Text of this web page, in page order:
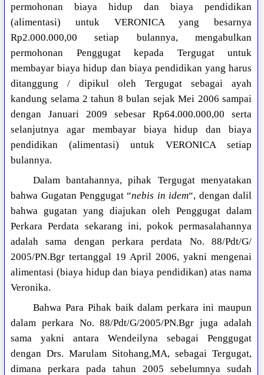
permohonan biaya hidup dan biaya pendidikan
(alimentasi) untuk VERONICA yang besarnya
Rp2.000.000,00 setiap bulannya, mengabulkan
permohonan Penggugat kepada Tergugat untuk
membayar biaya hidup dan biaya pendidikan yang harus
ditanggung / dipikul oleh Tergugat sebagai ayah
kandung selama 2 tahun 8 bulan sejak Mei 2006 sampai
dengan Januari 2009 sebesar Rp64.000.000,00 serta
selanjutnya agar membayar biaya hidup dan biaya
pendidikan (alimentasi) untuk VERONICA setiap
bulannya.
Dalam bantahannya, pihak Tergugat menyatakan
bahwa Gugatan Penggugat “nebis in idem“, dengan dalil
bahwa gugatan yang diajukan oleh Penggugat dalam
Perkara Perdata sekarang ini, pokok permasalahannya
adalah sama dengan perkara perdata No. 88/Pdt/G/
2005/PN.Bgr tertanggal 19 April 2006, yakni mengenai
alimentasi (biaya hidup dan biaya pendidikan) atas nama
Veronika.
Bahwa Para Pihak baik dalam perkara ini maupun
dalam perkara No. 88/Pdt/G/2005/PN.Bgr juga adalah
sama yakni antara Wendeilyna sebagai Penggugat
dengan Drs. Marulam Sitohang,MA, sebagai Tergugat,
dimana perkara pada tahun 2005 sebelumnya sudah